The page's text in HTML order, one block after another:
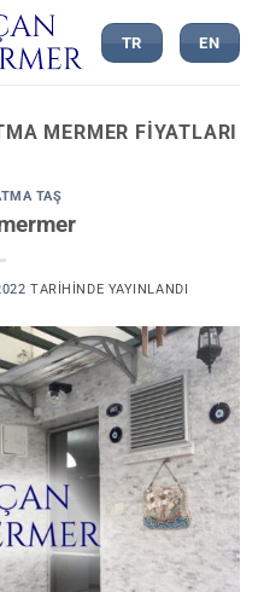
TR EN
MERMER FIYATLARI
TAŞ
TARIHINDE YAYINLANDI